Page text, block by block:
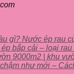
gì? Nước ép rau
bắp cải – loại
9000m2 | khu
như mới –